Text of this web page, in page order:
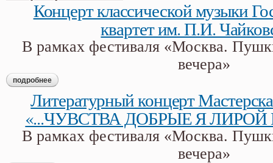
Концерт классической музыки
квартет им. П.И.
В рамках фестиваля «Москва.
вечера»
подробнее о концерт классической музыки государственный квартет
Литературный концерт
«...ЧУВСТВА ДОБРЫЕ Я
В рамках фестиваля «Москва.
вечера»